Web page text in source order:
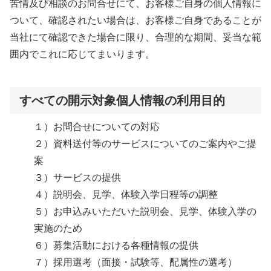
苦情及び相談のお問合せにて、お客様ご自身の個人情報に
ついて、確認されたい場合は、お客様ご自身であることが
当社にて確認できた場合に限り、合理的な期間、妥当な範
囲内でこれに応じてまいります。
すべての開示対象個人情報の利用目的
１）お問合せについての対応
２）資料送付等のサービスについてのご案内やご提
案
３）サービスの提供
４）説明会、見学、体験入学日程等の調整
５）お申込みいただいた説明会、見学、体験入学の
実施のため
６）募集活動における各種情報の提供
７）採用選考（面接・試験等、配属性の選考）